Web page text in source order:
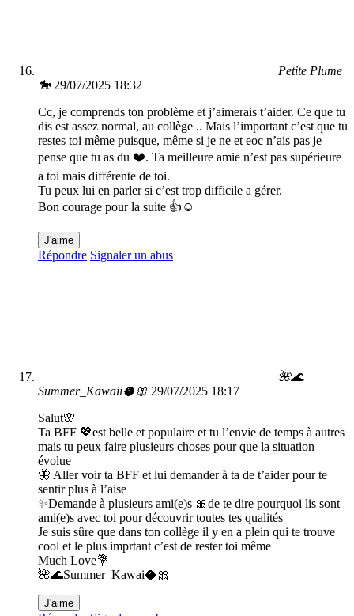
Petite Plume
🐎 29/07/2025 18:32
Cc, je comprends ton problème et j’aimerais t’aider. Ce que tu
dis est assez normal, au collège .. Mais l’important c’est que tu
restes toi même puisque, même si je ne et eoc n’ais pas je
pense que tu as du ❤️. Ta meilleure amie n’est pas supérieure
a toi mais différente de toi.
Tu peux lui en parler si c’est trop difficile a gérer.
Bon courage pour la suite 👍☺️
J'aime
Répondre Signaler un abus
🌺🌊
Summer_Kawaii🥥🎀 29/07/2025 18:17
Salut🌸
Ta BFF 💖est belle et populaire et tu l’envie de temps à autres
mais tu peux faire plusieurs choses pour que la situation
évolue
🦋 Aller voir ta BFF et lui demander à ta de t’aider pour te
sentir plus à l’aise
✨Demande à plusieurs ami(e)s 🎀de te dire pourquoi lis sont
ami(e)s avec toi pour découvrir toutes tes qualités
Je suis sûre que dans ton collège il y en a plein qui te trouve
cool et le plus imprtant c’est de rester toi même
Much Love💐
🌺🌊Summer_Kawai🥥🎀
J'aime